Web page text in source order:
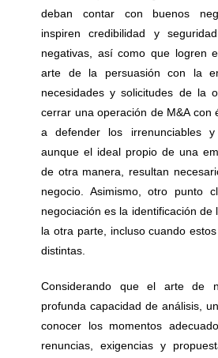
deban contar con buenos
inspiren credibilidad y
negativas, así como que logren
arte de la persuasión con la
necesidades y solicitudes de la
cerrar una operación de M&A con
a defender los irrenunciables
aunque el ideal propio de una
de otra manera, resultan
negocio. Asimismo, otro punto
negociación es la identificación de
la otra parte, incluso cuando
distintas.
Considerando que el arte de
profunda capacidad de análisis,
conocer los momentos
renuncias, exigencias y